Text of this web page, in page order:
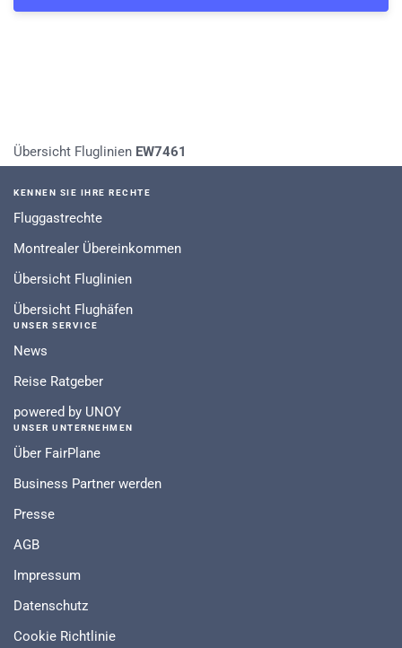
Übersicht Fluglinien EW7461
KENNEN SIE IHRE RECHTE
Fluggastrechte
Montrealer Übereinkommen
Übersicht Fluglinien
Übersicht Flughäfen
UNSER SERVICE
News
Reise Ratgeber
powered by UNOY
UNSER UNTERNEHMEN
Über FairPlane
Business Partner werden
Presse
AGB
Impressum
Datenschutz
Cookie Richtlinie